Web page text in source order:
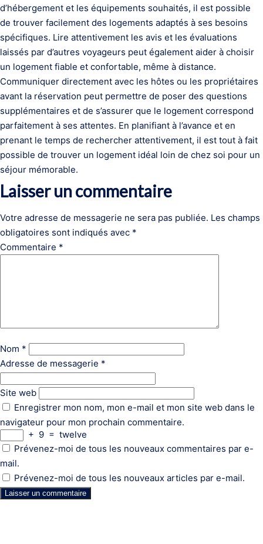
d’hébergement et les équipements souhaités, il est possible
de trouver facilement des logements adaptés à ses besoins
spécifiques. Lire attentivement les avis et les évaluations
laissés par d’autres voyageurs peut également aider à choisir
un logement fiable et confortable, même à distance.
Communiquer directement avec les hôtes ou les propriétaires
avant la réservation peut permettre de poser des questions
supplémentaires et de s’assurer que le logement correspond
parfaitement à ses attentes. En planifiant à l’avance et en
prenant le temps de rechercher attentivement, il est tout à fait
possible de trouver un logement idéal loin de chez soi pour un
séjour mémorable.
Laisser un commentaire
Votre adresse de messagerie ne sera pas publiée. Les champs
obligatoires sont indiqués avec *
Commentaire *
Nom *
Adresse de messagerie *
Site web
Enregistrer mon nom, mon e-mail et mon site web dans le
navigateur pour mon prochain commentaire.
+ 9 = twelve
Prévenez-moi de tous les nouveaux commentaires par e-
mail.
Prévenez-moi de tous les nouveaux articles par e-mail.